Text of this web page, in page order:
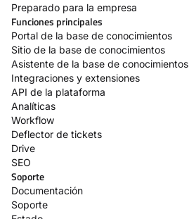
Preparado para la empresa
Funciones principales
Portal de la base de conocimientos
Sitio de la base de conocimientos
Asistente de la base de conocimientos
Integraciones y extensiones
API de la plataforma
Analíticas
Workflow
Deflector de tickets
Drive
SEO
Soporte
Documentación
Soporte